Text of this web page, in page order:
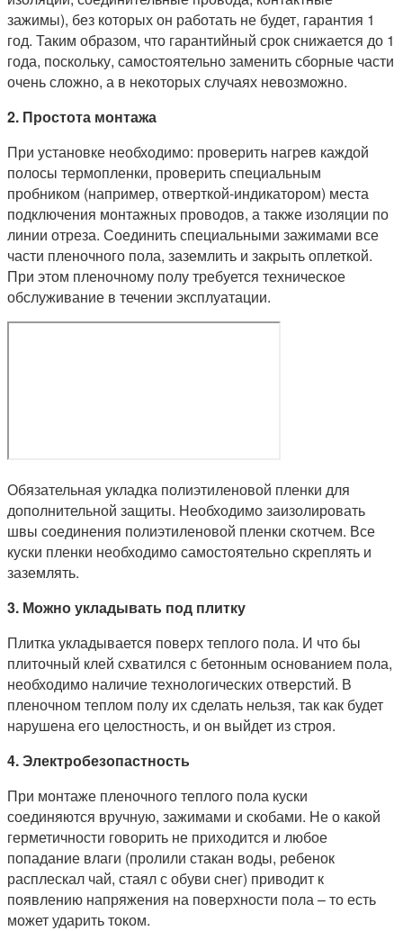
зажимы), без которых он работать не будет, гарантия 1
год. Таким образом, что гарантийный срок снижается до 1
года, поскольку, самостоятельно заменить сборные части
очень сложно, а в некоторых случаях невозможно.
2. Простота монтажа
При установке необходимо: проверить нагрев каждой
полосы термопленки, проверить специальным
пробником (например, отверткой-индикатором) места
подключения монтажных проводов, а также изоляции по
линии отреза. Соединить специальными зажимами все
части пленочного пола, заземлить и закрыть оплеткой.
При этом пленочному полу требуется техническое
обслуживание в течении эксплуатации.
Обязательная укладка полиэтиленовой пленки для
дополнительной защиты. Необходимо заизолировать
швы соединения полиэтиленовой пленки скотчем. Все
куски пленки необходимо самостоятельно скреплять и
заземлять.
3. Можно укладывать под плитку
Плитка укладывается поверх теплого пола. И что бы
плиточный клей схватился с бетонным основанием пола,
необходимо наличие технологических отверстий. В
пленочном теплом полу их сделать нельзя, так как будет
нарушена его целостность, и он выйдет из строя.
4. Электробезопастность
При монтаже пленочного теплого пола куски
соединяются вручную, зажимами и скобами. Не о какой
герметичности говорить не приходится и любое
попадание влаги (пролили стакан воды, ребенок
расплескал чай, стаял с обуви снег) приводит к
появлению напряжения на поверхности пола – то есть
может ударить током.